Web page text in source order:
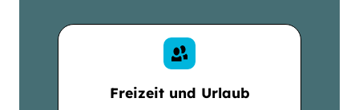
Freizeit und Urlaub